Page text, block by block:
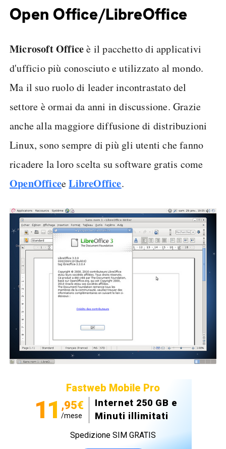
Open Office/LibreOffice
Microsoft Officeè il pacchetto di applicativi
d'ufficio più conosciuto e utilizzato al mondo.
Ma il suo ruolo di leader incontrastato del
settore è ormai da anni in discussione. Grazie
anche alla maggiore diffusione di distribuzioni
Linux, sono sempre di più gli utenti che fanno
ricadere la loro scelta su software gratis come
OpenOfficeeLibreOffice.
Fastweb Mobile Pro
11 ,95€
/mese
Internet 250 GB e
Minuti illimitati
Spedizione SIM GRATIS